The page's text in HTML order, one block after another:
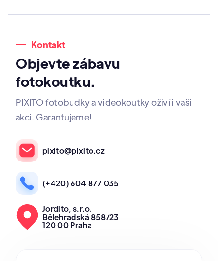
Kontakt
Objevte zábavu
fotokoutku.
PIXITO fotobudky a videokoutky oživí i vaši
akci. Garantujeme!
pixito@pixito.cz
(+420) 604 877 035
Jordito, s.r.o.
Bělehradská 858/23
120 00 Praha